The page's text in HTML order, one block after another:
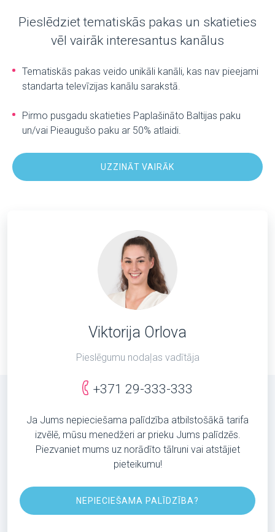
Pieslēdziet tematiskās pakas un skatieties
vēl vairāk interesantus kanālus
Tematiskās pakas veido unikāli kanāli, kas nav pieejami
standarta televīzijas kanālu sarakstā.
Pirmo pusgadu skatieties Paplašināto Baltijas paku
un/vai Pieaugušo paku ar 50% atlaidi.
UZZINĀT VAIRĀK
Viktorija Orlova
Pieslēgumu nodaļas vadītāja
+371 29-333-333
Ja Jums nepieciešama palīdzība atbilstošākā tarifa
izvēlē, mūsu menedžeri ar prieku Jums palīdzēs.
Piezvaniet mums uz norādīto tālruni vai atstājiet
pieteikumu!
NEPIECIEŠAMA PALĪDZĪBA?